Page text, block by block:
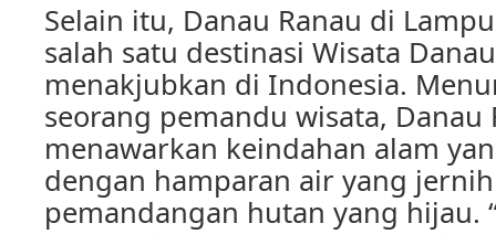
Selain itu, Danau Ranau di
salah satu destinasi Wisata
menakjubkan di Indonesia.
seorang pemandu wisata, Danau
menawarkan keindahan alam
dengan hamparan air yang
pemandangan hutan yang hijau.